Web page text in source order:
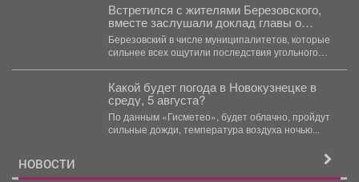
Встретился с жителями Березовского,
вместе заслушали доклад главы о
развитии города.
Березовский в числе муниципалитетов, которые
сильнее всех ощутили последствия угольного
Какой будет погода в Новокузнецке в
среду, 5 августа?
По данным «Гисметео», будет облачно, пройдут
сильные дожди, температура воздуха ночью...
НОВОСТИ